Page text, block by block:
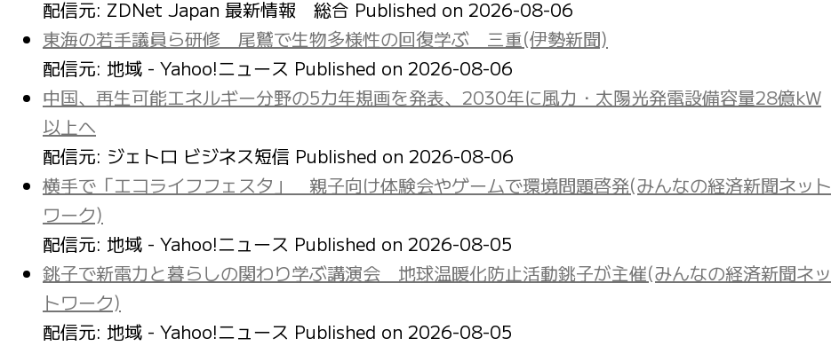
配信元: ZDNet Japan 最新情報 総合 Published on 2026-08-06
東海の若手議員ら研修 尾鷲で生物多様性の回復学ぶ 三重(伊勢新聞)
配信元: 地域 - Yahoo!ニュース Published on 2026-08-06
中国、再生可能エネルギー分野の5カ年規画を発表、2030年に風力・太陽光発電設備容量28億kW
以上へ
配信元: ジェトロ ビジネス短信 Published on 2026-08-06
横手で「エコライフフェスタ」 親子向け体験会やゲームで環境問題啓発(みんなの経済新聞ネット
ワーク)
配信元: 地域 - Yahoo!ニュース Published on 2026-08-05
銚子で新電力と暮らしの関わり学ぶ講演会 地球温暖化防止活動銚子が主催(みんなの経済新聞ネッ
トワーク)
配信元: 地域 - Yahoo!ニュース Published on 2026-08-05